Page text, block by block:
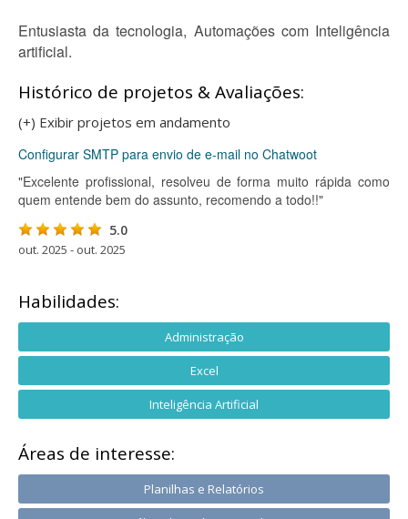
Entusiasta da tecnologia, Automações com Inteligência
artificial.
Histórico de projetos & Avaliações:
(+) Exibir projetos em andamento
Configurar SMTP para envio de e-mail no Chatwoot
"Excelente profissional, resolveu de forma muito rápida como
quem entende bem do assunto, recomendo a todo!!"
5.0
out. 2025 - out. 2025
Habilidades:
Administração
Excel
Inteligência Artificial
Áreas de interesse:
Planilhas e Relatórios